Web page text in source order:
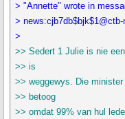
> "Annette" wrote in
>
>
>> Sedert 1 Julie is nie
>> is
>> weggewys. Die
>> betoog
>> omdat 99% van hul